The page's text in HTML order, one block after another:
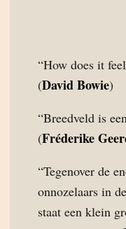
“How does it
(David Bowie)
“Breedveld is
(Fréderike
“Tegenover de
onnozelaars in
staat een klein